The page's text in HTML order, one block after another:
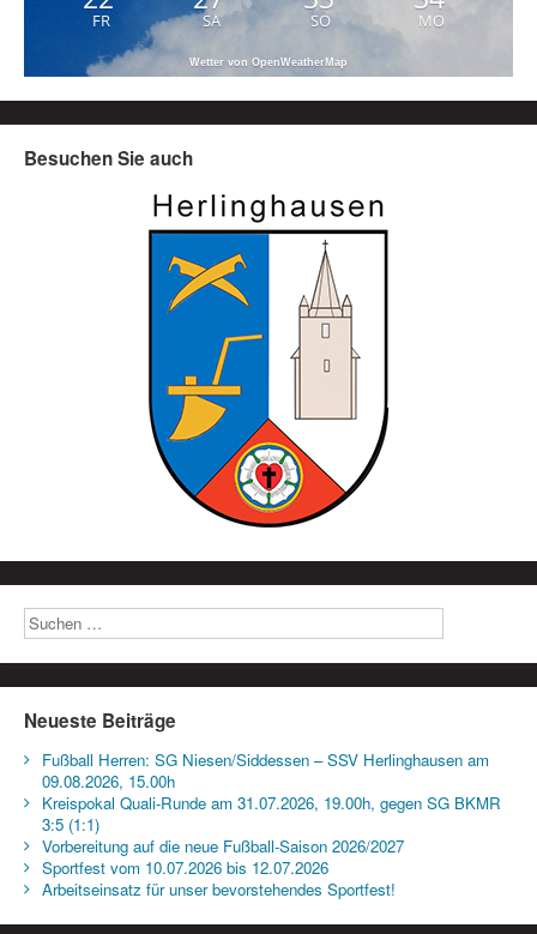
FR SA SO MO
Wetter von OpenWeatherMap
Besuchen Sie auch
Neueste Beiträge
Fußball Herren: SG Niesen/Siddessen – SSV Herlinghausen am
09.08.2026, 15.00h
Kreispokal Quali-Runde am 31.07.2026, 19.00h, gegen SG BKMR
3:5 (1:1)
Vorbereitung auf die neue Fußball-Saison 2026/2027
Sportfest vom 10.07.2026 bis 12.07.2026
Arbeitseinsatz für unser bevorstehendes Sportfest!